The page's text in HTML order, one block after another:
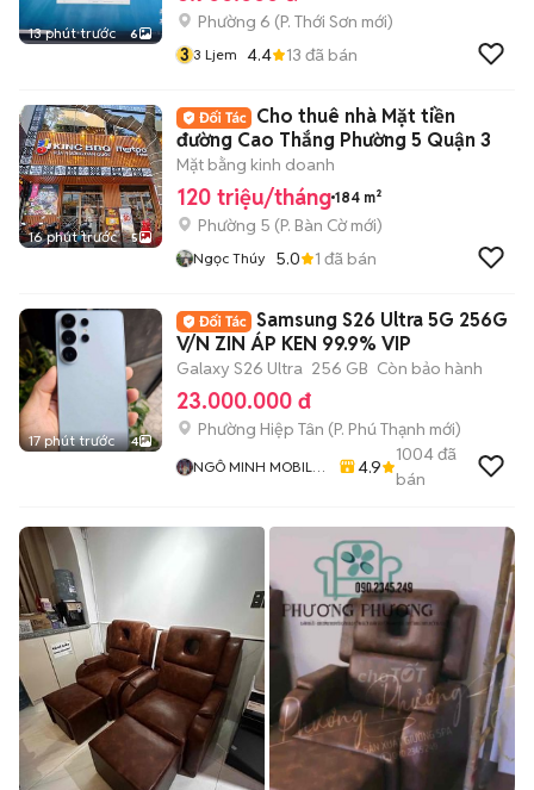
13 phút trước 6
Phường 6 (P. Thới Sơn mới)
3 3 Ljem 4.4 13 đã bán
16 phút trước 5
Cho thuê nhà Mặt tiền
đường Cao Thắng Phường 5 Quận 3
Mặt bằng kinh doanh
120 triệu/tháng 184 m²
Phường 5 (P. Bàn Cờmới)
Ngọc Thúy 5.0 1 đã bán
17 phút trước 4
Samsung S26 Ultra 5G 256G
V/N ZIN ÁP KEN 99.9% VIP
Galaxy S26 Ultra 256 GB Còn bảo hành
23.000.000 đ
Phường Hiệp Tân (P. Phú Thạnh mới)
NGÔ MINH MOBILE
4.9
1004đã
bán